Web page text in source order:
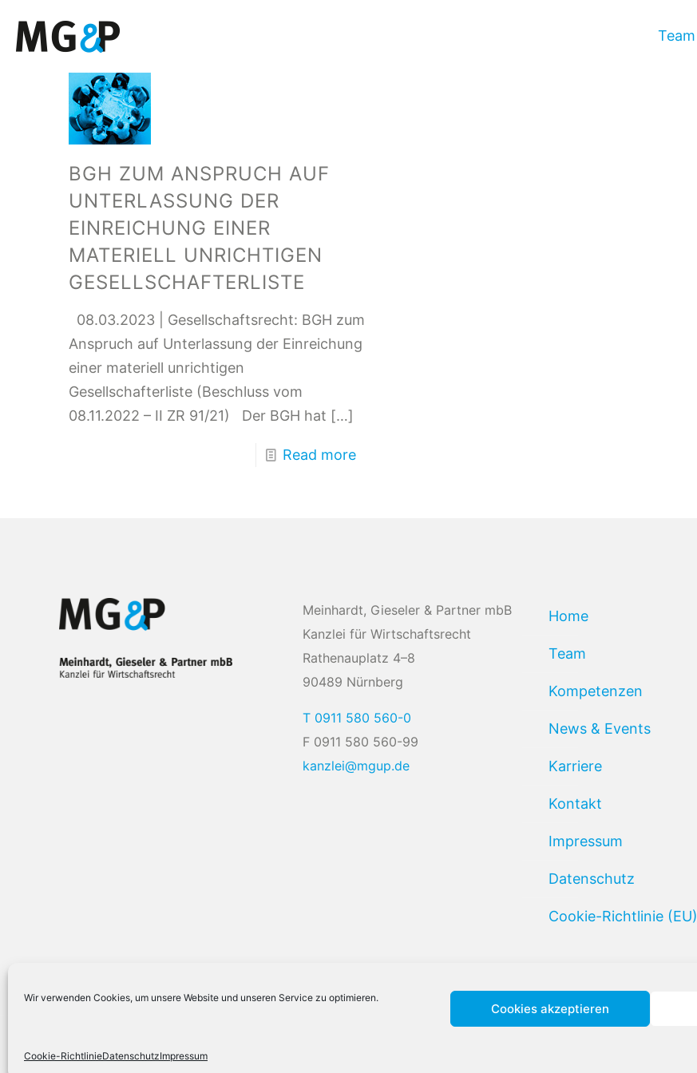
Wir verwenden Cookies, um unsere Website und unseren Service zu optimieren.
Cookies akzeptieren
Cookie-RichtlinieDatenschutzImpressum
Team
BGH ZUM ANSPRUCH AUF
UNTERLASSUNG DER
EINREICHUNG EINER
MATERIELL UNRICHTIGEN
GESELLSCHAFTERLISTE
08.03.2023 | Gesellschaftsrecht: BGH zum
Anspruch auf Unterlassung der Einreichung
einer materiell unrichtigen
Gesellschafterliste (Beschluss vom
08.11.2022 – II ZR 91/21) Der BGH hat […]
Read more
Meinhardt, Gieseler & Partner mbB
Kanzlei für Wirtschaftsrecht
Rathenauplatz 4–8
90489 Nürnberg
T 0911 580 560-0
F 0911 580 560-99
kanzlei@mgup.de
Home
Team
Kompetenzen
News & Events
Karriere
Kontakt
Impressum
Datenschutz
Cookie-Richtlinie (EU)
© 2026 Meinhardt, Gieseler & Partner mbB